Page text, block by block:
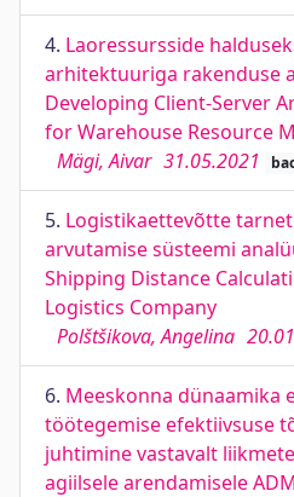
4. Laoressursside
arhitektuuriga rakenduse
Developing Client-Server
for Warehouse Resource
Mägi, Aivar 31.05.2021
5. Logistikaettevõtte
arvutamise süsteemi
Shipping Distance
Logistics Company
Polštšikova, Angelina
6. Meeskonna dünaamika
töötegemise efektiivsuse
juhtimine vastavalt
agiilsele arendamisele